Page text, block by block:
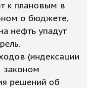
к плановым в
о бюджете,
нефть упадут
(индексации
законом
решений об